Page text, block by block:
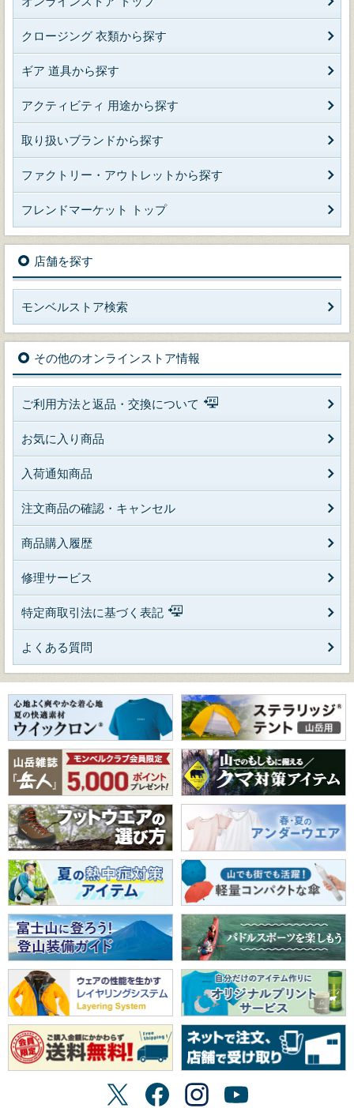
クロージング 衣類から探す
ギア 道具から探す
アクティビティ 用途から探す
取り扱いブランドから探す
ファクトリー・アウトレットから探す
フレンドマーケット トップ
店舗を探す
モンベルストア検索
その他のオンラインストア情報
ご利用方法と返品・交換について
お気に入り商品
入荷通知商品
注文商品の確認・キャンセル
商品購入履歴
修理サービス
特定商取引法に基づく表記
よくある質問